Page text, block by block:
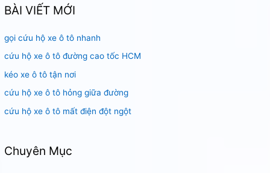
k
ế
m
:
BÀI VIẾT MỚI
gọi cứu hộ xe ô tô nhanh
cứu hộ xe ô tô đường cao tốc HCM
kéo xe ô tô tận nơi
cứu hộ xe ô tô hỏng giữa đường
cứu hộ xe ô tô mất điện đột ngột
Chuyên Mục